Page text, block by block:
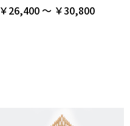
￥26,400 ～ ￥30,800